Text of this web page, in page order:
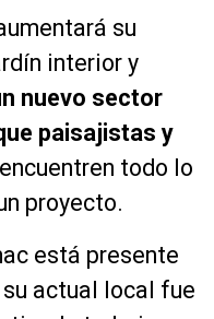
su
interior y
nuevo sector
paisajistas y
encuentren todo lo
proyecto.
está presente
actual local fue